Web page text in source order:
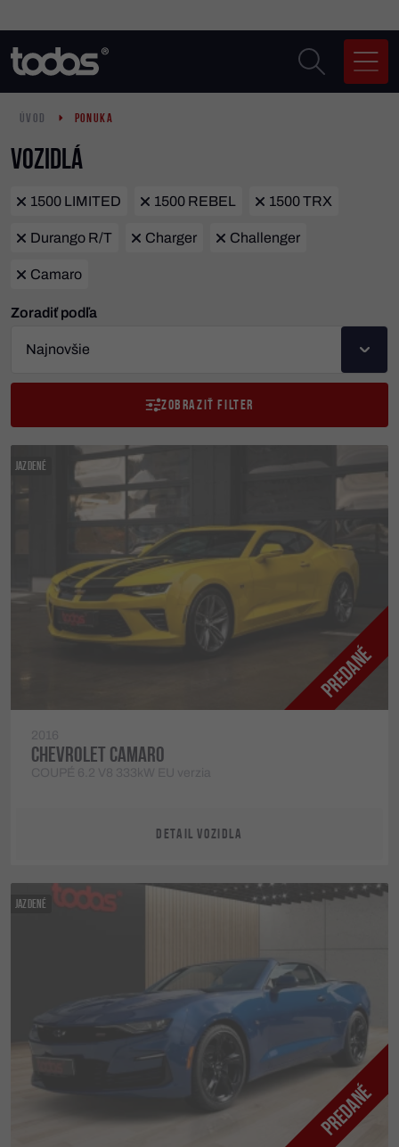
ÚVOD PONUKA
Vozidlá
1500 LIMITED 1500 REBEL 1500 TRX
Durango R/T Charger Challenger
Camaro
Zoradiť podľa
Najnovšie
ZOBRAZIŤ FILTER
JAZDENÉ
CHEVROLET CAMARO
DETAIL VOZIDLA
JAZDENÉ